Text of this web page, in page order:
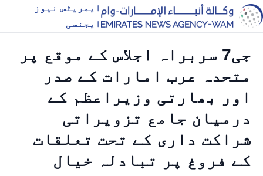
ایمریٹس نیوز
ایجنسی
جی7 سربراہ اجلاس کے موقع پر
متحدہ عرب امارات کے صدر
اور بھارتی وزیراعظم کے
درمیان جامع تزویراتی
شراکت داری کے تحت تعلقات
کے فروغ پر تبادلہ خیال